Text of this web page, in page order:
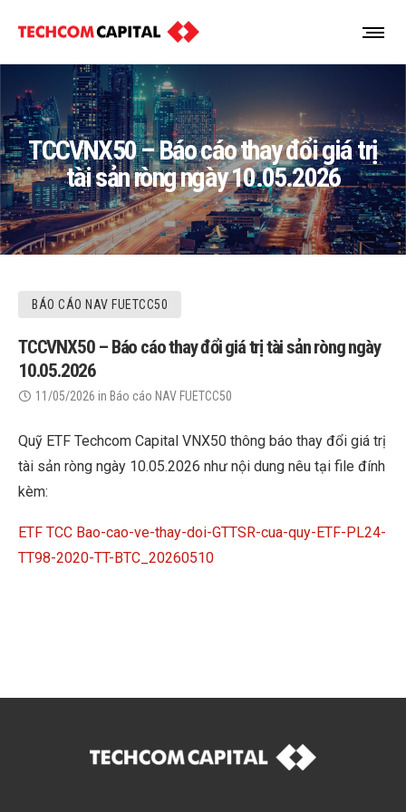
TCCVNX50 – Báo cáo thay đổi giá trị
tài sản ròng ngày 10.05.2026
BÁO CÁO NAV FUETCC50
TCCVNX50 – Báo cáo thay đổi giá trị tài sản ròng ngày
10.05.2026
11/05/2026 in Báo cáo NAV FUETCC50
Quỹ ETF Techcom Capital VNX50 thông báo thay đổi giá trị
tài sản ròng ngày 10.05.2026 như nội dung nêu tại file đính
kèm:
ETF TCC Bao-cao-ve-thay-doi-GTTSR-cua-quy-ETF-PL24-
TT98-2020-TT-BTC_20260510